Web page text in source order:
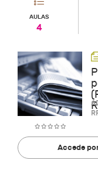
AULAS
4
Accede